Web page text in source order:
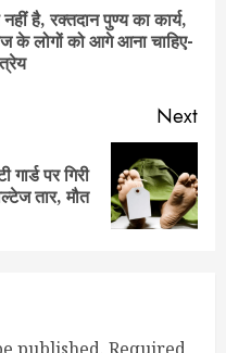
है, रक्तदान पुण्य का कार्य,
के लोगों को आगे आना चाहिए-
Next
पर गिरी
तार, मौत